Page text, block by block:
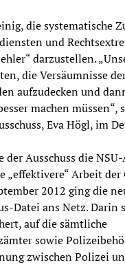
die systematische
und
darzustellen.
die Versäumnisse
aufzudecken und
machen müssen“,
Eva Högl, im
Ausschuss die
„effektivere“ Arbeit der
2012 ging die
Datei ans Netz. Darin
auf die sämtliche
sowie
zwischen Polizei